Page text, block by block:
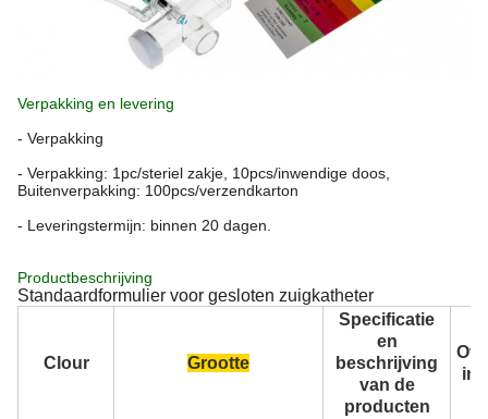
Verpakking en levering
- Verpakking
- Verpakking: 1pc/steriel zakje, 10pcs/inwendige doos,
Buitenverpakking: 100pcs/verzendkarton
- Leveringstermijn: binnen 20 dagen.
Productbeschrijving
Standaardformulier voor gesloten zuigkatheter
Clour Grootte
Specificatie
en
beschrijving
van de
producten
in